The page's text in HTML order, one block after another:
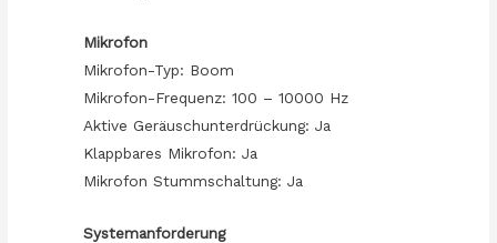
Mikrofon
Mikrofon-Typ: Boom
Mikrofon-Frequenz: 100 – 10000 Hz
Aktive Geräuschunterdrückung: Ja
Klappbares Mikrofon: Ja
Mikrofon Stummschaltung: Ja
Systemanforderung